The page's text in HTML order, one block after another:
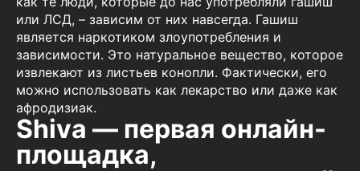
или ЛСД, – зависим от них навсегда. Гашиш
является наркотиком злоупотребления и
зависимости. Это натуральное вещество, которое
извлекают из листьев конопли. Фактически, его
можно использовать как лекарство или даже как
афродизиак.
Shiva — первая онлайн-
площадка,